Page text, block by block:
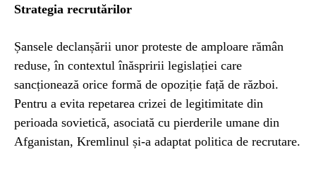
Strategia recrutărilor
Șansele declanșării unor proteste de amploare rămân
reduse, în contextul înăspririi legislației care
sancționează orice formă de opoziție față de război.
Pentru a evita repetarea crizei de legitimitate din
perioada sovietică, asociată cu pierderile umane din
Afganistan, Kremlinul și-a adaptat politica de recrutare.